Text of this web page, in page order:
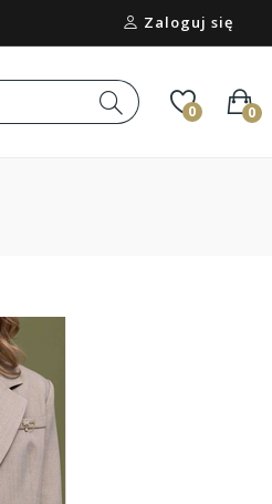
Zaloguj się
0 0